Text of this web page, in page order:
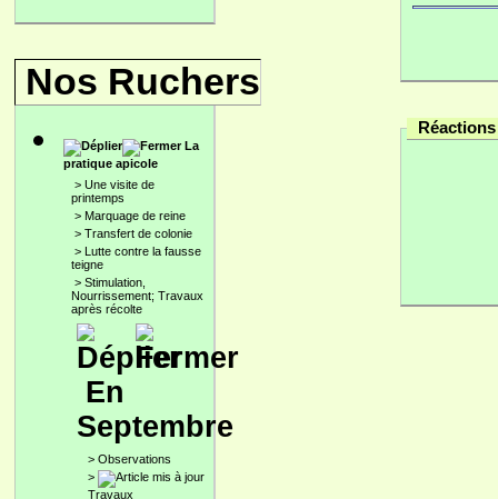
Nos Ruchers
La
pratique apicole
> Une visite de
printemps
> Marquage de reine
> Transfert de colonie
> Lutte contre la fausse
teigne
> Stimulation,
Nourrissement; Travaux
après récolte
En
Septembre
> Observations
>
Travaux